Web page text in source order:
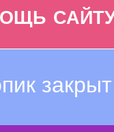
закрыт